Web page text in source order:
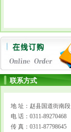
联系方式
地 址：赵县国道街南段
电 话：0311-89270468
传 真：0311-87798645